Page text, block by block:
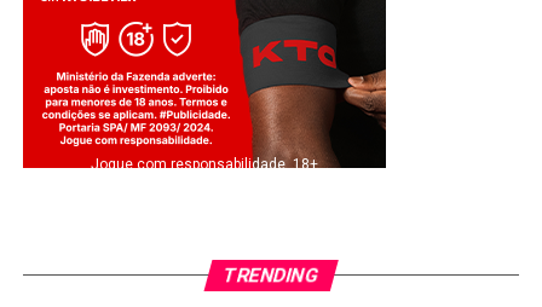
Jogue com responsabilidade. 18+
TRENDING